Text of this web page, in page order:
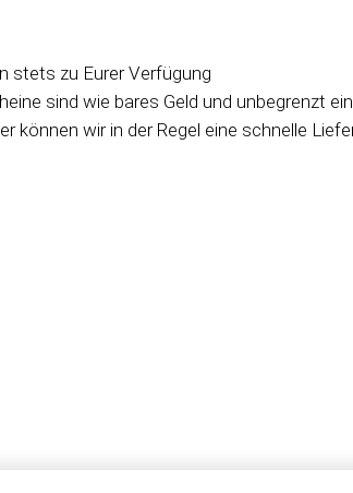
stets zu Eurer Verfügung
sind wie bares Geld und unbegrenzt
können wir in der Regel eine schnelle